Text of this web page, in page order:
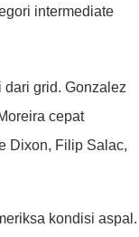
intermediate
grid. Gonzalez
cepat
Dixon, Filip Salac,
kondisi aspal.